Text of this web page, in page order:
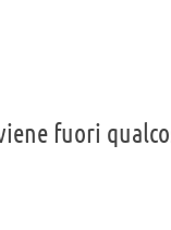
fuori